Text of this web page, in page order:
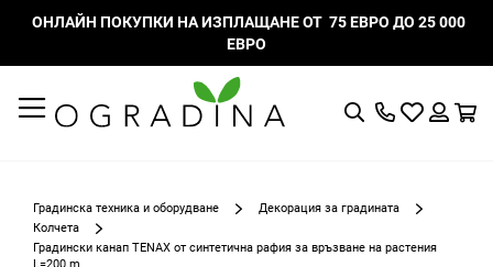
ОНЛАЙН ПОКУПКИ НА ИЗПЛАЩАНЕ ОТ 75 ЕВРО ДО 25 000
ЕВРО
ТърсенеМоят
Градинска техника и оборудване
Декорация за градината
Колчета
Градински канап TENAX от синтетична рафия за връзване на растения